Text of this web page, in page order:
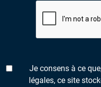
Je consens à ce
légales, ce site